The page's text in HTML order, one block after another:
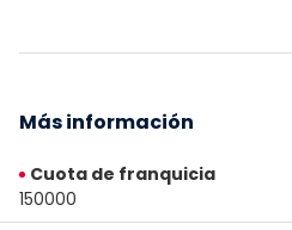
Más información
Cuota de franquicia
150000